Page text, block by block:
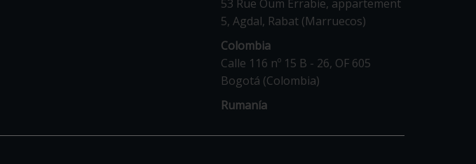
53 Rue Oum Errabie, appartement
5, Agdal, Rabat (Marruecos)
Colombia
Calle 116 nº 15 B - 26, OF 605
Bogotá (Colombia)
Rumanía